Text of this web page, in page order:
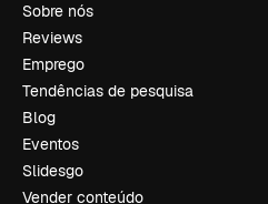
Sobre nós
Reviews
Emprego
Tendências de pesquisa
Blog
Eventos
Slidesgo
Vender conteúdo